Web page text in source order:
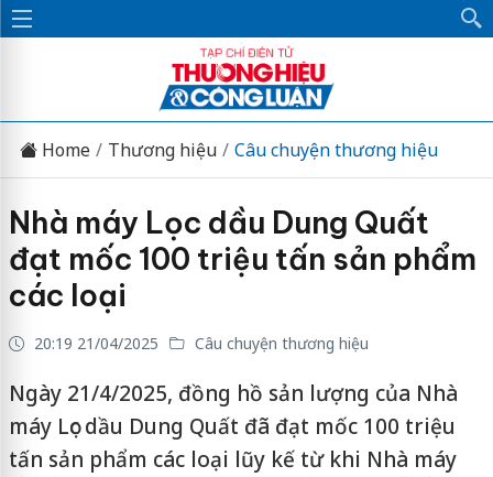
Home Thương hiệu Câu chuyện thương hiệu
Nhà máy Lọc dầu Dung Quất
đạt mốc 100 triệu tấn sản phẩm
các loại
20:19 21/04/2025 Câu chuyện thương hiệu
Ngày 21/4/2025, đồng hồ sản lượng của Nhà
máy Lọc dầu Dung Quất đã đạt mốc 100 triệu
tấn sản phẩm các loại lũy kế từ khi Nhà máy